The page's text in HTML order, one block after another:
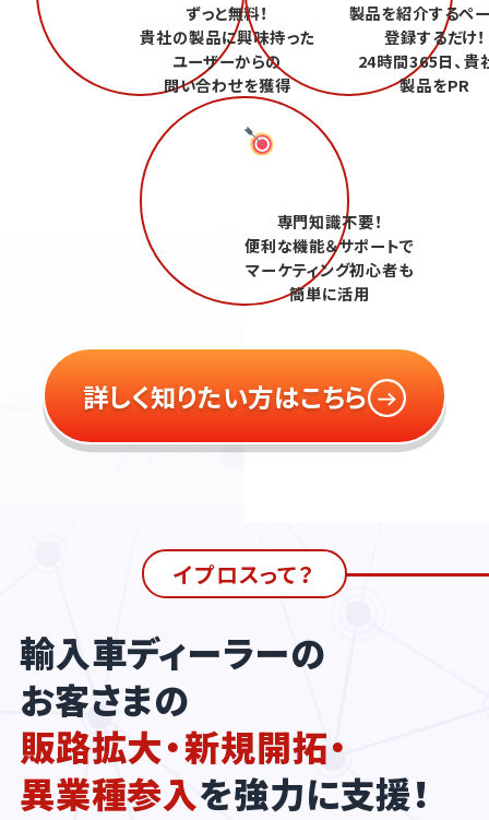
ずっと無料！
貴社の製品に興味持った
ユーザーからの
問い合わせを獲得
製品を紹介するペ
登録するだけ！
24時間365日、貴
製品をPR
専門知識不要！
便利な機能＆サポートで
マーケティング初心者も
簡単に活用
詳しく知りたい方はこちら
イプロスって？
輸入車ディーラーの
お客さまの
販路拡大・新規開拓・
異業種参入を強力に支援！